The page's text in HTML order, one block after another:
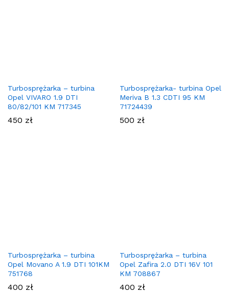
Turbosprężarka – turbina
Opel VIVARO 1.9 DTI
80/82/101 KM 717345
450 zł
Turbosprężarka- turbina Opel
Meriva B 1.3 CDTI 95 KM
71724439
500 zł
Turbosprężarka – turbina
Opel Movano A 1.9 DTI 101KM
751768
400 zł
Turbosprężarka – turbina
Opel Zafira 2.0 DTI 16V 101
KM 708867
400 zł